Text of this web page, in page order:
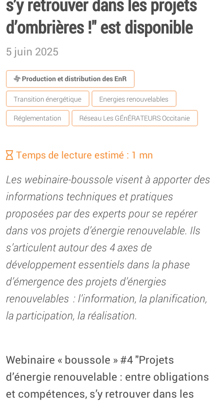
s’y retrouver dans les projets
d’ombrières !" est disponible
5 juin 2025
Production et distribution des EnR
Transition énergétique Energies renouvelables
Réglementation Réseau Les GÉnÉRATEURS Occitanie
Temps de lecture estimé : 1 mn
Les webinaire-boussole visent à apporter des
informations techniques et pratiques
proposées par des experts pour se repérer
dans vos projets d’énergie renouvelable. Ils
s’articulent autour des 4 axes de
développement essentiels dans la phase
d’émergence des projets d’énergies
renouvelables : l’information, la planification,
la participation, la réalisation.
Webinaire « boussole » #4 "Projets
d’énergie renouvelable : entre obligations
et compétences, s’y retrouver dans les